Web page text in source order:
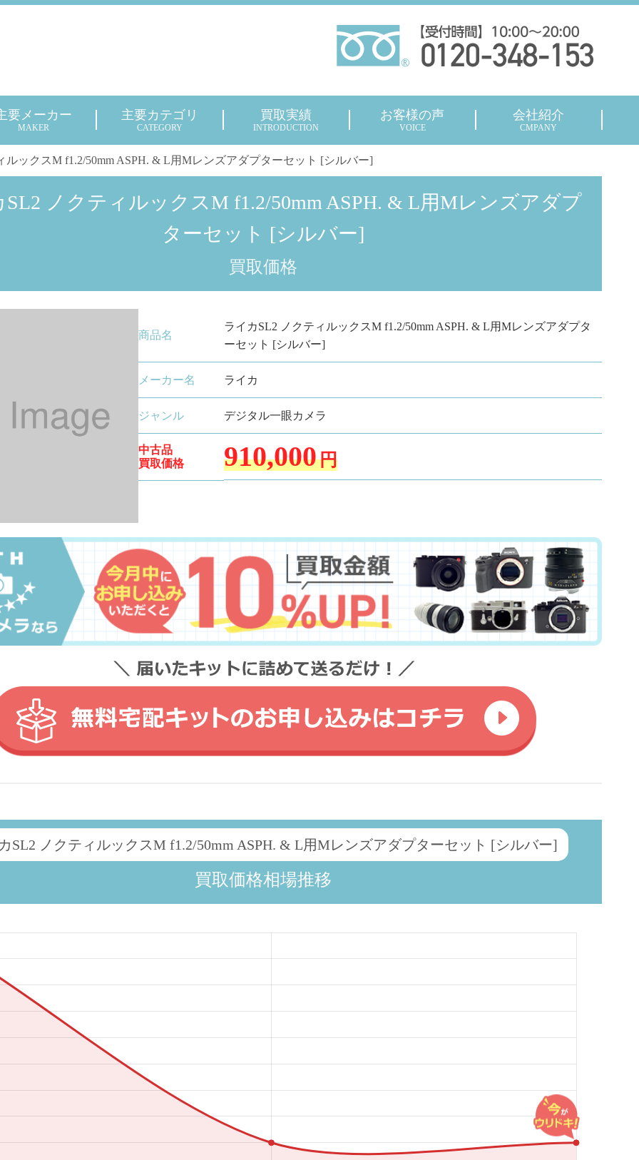
要メーカー
MAKER
主要カテゴリ
CATEGORY
買取実績
INTRODUCTION
お客様の声
VOICE
会社紹介
CMPANY
ルックスM f1.2/50mm ASPH. & L用Mレンズアダプターセット [シルバー]
ノクティルックスM f1.2/50mm ASPH. & L用Mレンズアダプ
ターセット [シルバー]
買取価格
商品名
ライカSL2 ノクティルックスM f1.2/50mm ASPH. & L用Mレンズアダプタ
ーセット [シルバー]
メーカー名 ライカ
ジャンル デジタル一眼カメラ
中古品
買取価格
910,000円
SL2 ノクティルックスM f1.2/50mm ASPH. & L用Mレンズアダプターセット [シルバー]
買取価格相場推移